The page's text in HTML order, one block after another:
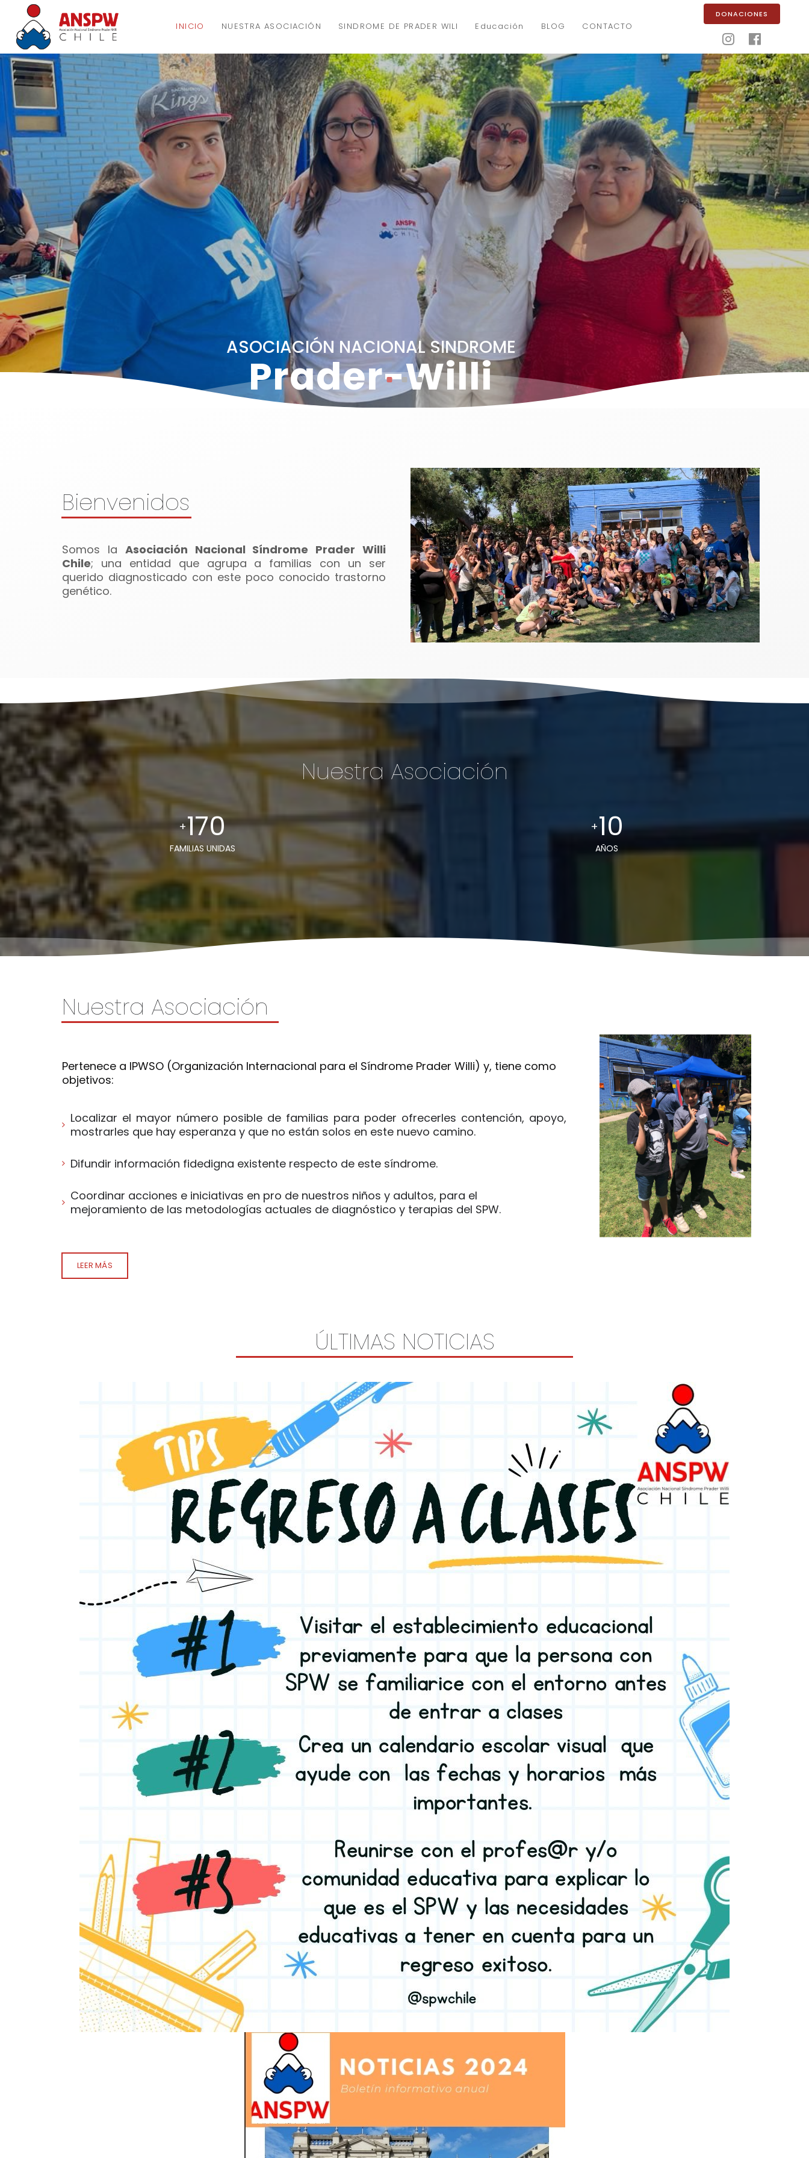
INICIO NUESTRA ASOCIACIÓN SINDROME DE PRADER WILI Educación BLOG CONTACTO
DONACIONES
 
ASOCIACIÓN NACIONAL SINDROME
Prader-Willi
Bienvenidos
Somos la Asociación Nacional Síndrome Prader Willi
Chile; una entidad que agrupa a familias con un ser
querido diagnosticado con este poco conocido trastorno
genético.
Nuestra Asociación
+170
FAMILIAS UNIDAS
+10
AÑOS
Nuestra Asociación
Pertenece a IPWSO (Organización Internacional para el Síndrome Prader Willi) y, tiene como
objetivos:
Localizar el mayor número posible de familias para poder ofrecerles contención, apoyo,
mostrarles que hay esperanza y que no están solos en este nuevo camino.
Difundir información fidedigna existente respecto de este síndrome.
Coordinar acciones e iniciativas en pro de nuestros niños y adultos, para el
mejoramiento de las metodologías actuales de diagnóstico y terapias del SPW.
LEER MÁS
ÚLTIMAS NOTICIAS